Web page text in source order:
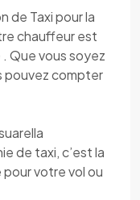
de Taxi pour la
chauffeur est
Que vous soyez
pouvez compter
de taxi, c’est la
pour votre vol ou